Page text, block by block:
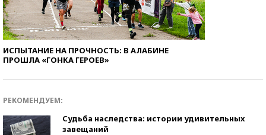
ИСПЫТАНИЕ НА ПРОЧНОСТЬ: В АЛАБИНЕ
ПРОШЛА «ГОНКА ГЕРОЕВ»
РЕКОМЕНДУЕМ:
Судьба наследства: истории удивительных
завещаний